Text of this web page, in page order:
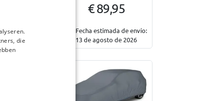
en stock
€ 89,95
Fecha estimada de envío:
13 de agosto de 2026
die